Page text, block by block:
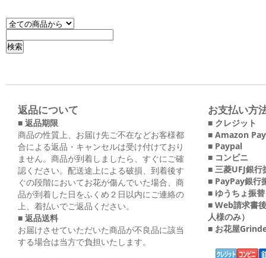
返品について
■ 返品期限
商品の性質上、お届け先ご不在などお客様都
合による返品・キャンセルは受け付けており
ません。商品が到着しましたら、すぐにご確
認ください。配送途上による破損、到着後す
ぐの段階においてお花が傷んでいた場合、商
品が到着した日をふくめ２日以内にご連絡の
上、着払いでご返品ください。
■ 返品送料
お届けさせていただいた商品が不良品に該当
する場合は当方で負担いたします。
お支払い方
■ クレジット
■ Amazon Pay
■ Paypal
■ コンビニ
■ 三菱UFJ銀行
■ PayPay銀行
■ ゆうちょ振替
■ Web請求書
人様のみ）
■ お花屋